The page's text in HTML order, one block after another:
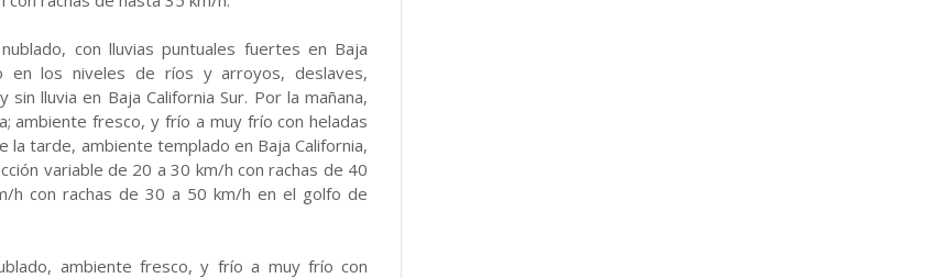
con lluvias puntuales fuertes en Baja
en los niveles de ríos y arroyos, deslaves,
lluvia en Baja California Sur. Por la mañana,
ambiente fresco, y frío a muy frío con heladas
la tarde, ambiente templado en Baja California,
variable de 20 a 30 km/h con rachas de 40
h con rachas de 30 a 50 km/h en el golfo de
ambiente fresco, y frío a muy frío con